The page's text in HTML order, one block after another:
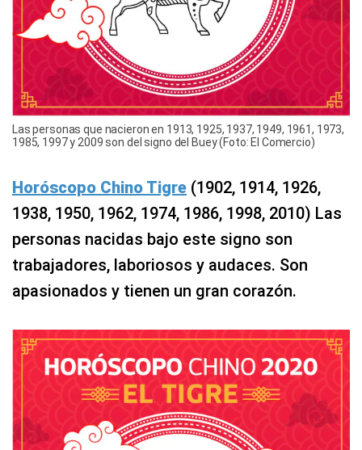
Las personas que nacieron en 1913, 1925, 1937, 1949, 1961, 1973,
1985, 1997 y 2009 son del signo del Buey (Foto: El Comercio)
Horóscopo Chino Tigre (1902, 1914, 1926,
1938, 1950, 1962, 1974, 1986, 1998, 2010) Las
personas nacidas bajo este signo son
trabajadores, laboriosos y audaces. Son
apasionados y tienen un gran corazón.